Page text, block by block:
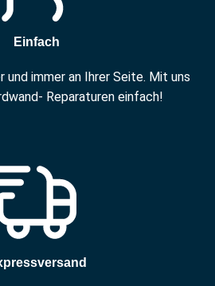
Einfach
und immer an Ihrer Seite. Mit uns
Reparaturen einfach!